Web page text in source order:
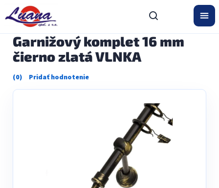
obsah
Garnižový komplet 16 mm
čierno zlatá VLNKA
Priemerné
hodnotenie